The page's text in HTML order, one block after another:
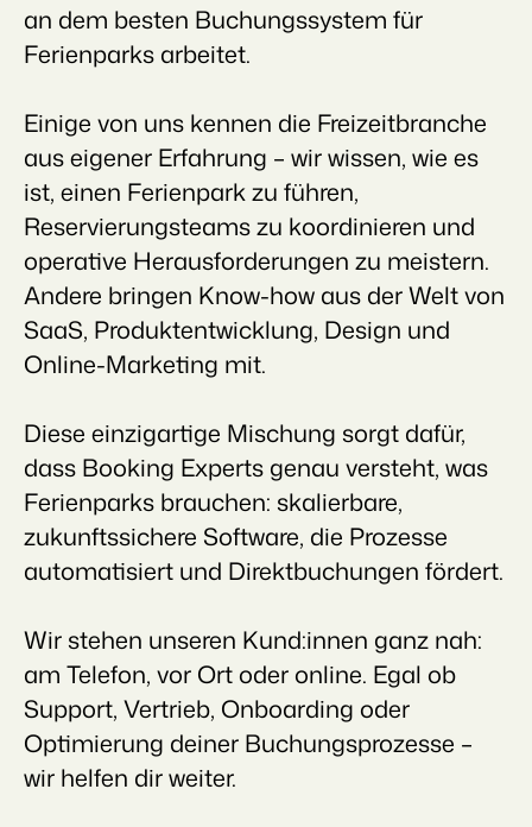
an dem besten Buchungssystem für
Ferienparks arbeitet.
Einige von uns kennen die Freizeitbranche
aus eigener Erfahrung – wir wissen, wie es
ist, einen Ferienpark zu führen,
Reservierungsteams zu koordinieren und
operative Herausforderungen zu meistern.
Andere bringen Know-how aus der Welt von
SaaS, Produktentwicklung, Design und
Online-Marketing mit.
Diese einzigartige Mischung sorgt dafür,
dass Booking Experts genau versteht, was
Ferienparks brauchen: skalierbare,
zukunftssichere Software, die Prozesse
automatisiert und Direktbuchungen fördert.
Wir stehen unseren Kund:innen ganz nah:
am Telefon, vor Ort oder online. Egal ob
Support, Vertrieb, Onboarding oder
Optimierung deiner Buchungsprozesse –
wir helfen dir weiter.